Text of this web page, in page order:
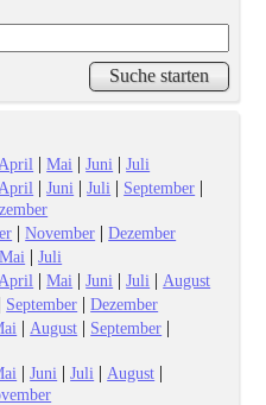
April |Mai |Juni |Juli
April |Juni |Juli | September |
|November |Dezember
Mai |Juli
April |Mai |Juni |Juli | August
September |Dezember
| August | September |
|Juni |Juli | August |